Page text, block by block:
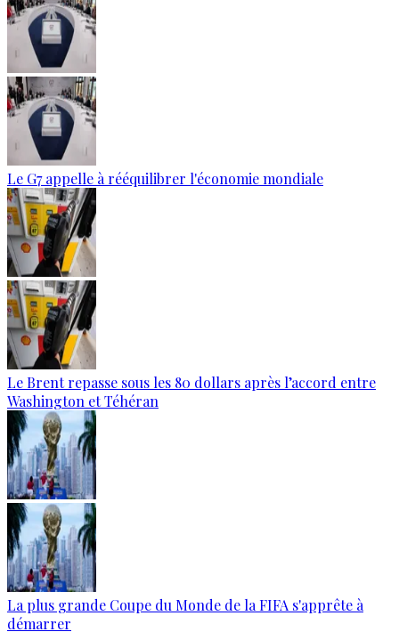
Le G7 appelle à rééquilibrer l'économie mondiale
Le Brent repasse sous les 80 dollars après l’accord entre
Washington et Téhéran
La plus grande Coupe du Monde de la FIFA s'apprête à
démarrer